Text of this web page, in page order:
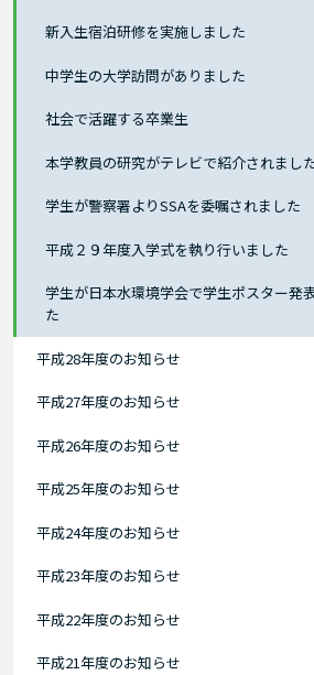
新入生宿泊研修を実施しました
中学生の大学訪問がありました
社会で活躍する卒業生
本学教員の研究がテレビで紹介されまし
学生が警察署よりSSAを委嘱されました
平成２９年度入学式を執り行いました
学生が日本水環境学会で学生ポスター発
た
平成28年度のお知らせ
平成27年度のお知らせ
平成26年度のお知らせ
平成25年度のお知らせ
平成24年度のお知らせ
平成23年度のお知らせ
平成22年度のお知らせ
平成21年度のお知らせ